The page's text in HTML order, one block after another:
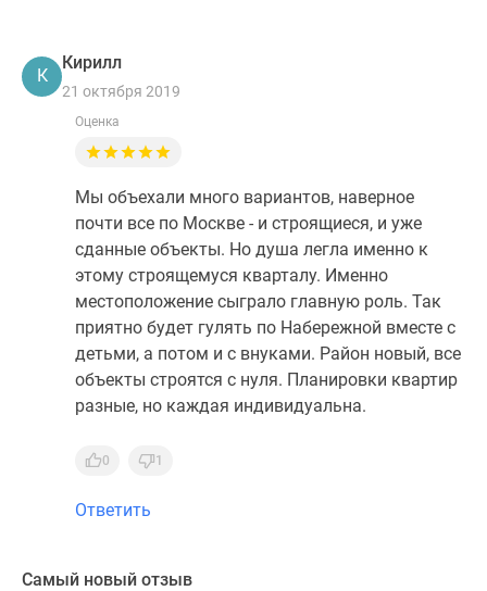
К
Кирилл
21 октября 2019
Оценка
Мы объехали много вариантов, наверное
почти все по Москве - и строящиеся, и уже
сданные объекты. Но душа легла именно к
этому строящемуся кварталу. Именно
местоположение сыграло главную роль. Так
приятно будет гулять по Набережной вместе с
детьми, а потом и с внуками. Район новый, все
объекты строятся с нуля. Планировки квартир
разные, но каждая индивидуальна.
0 1
Ответить
Самый новый отзыв